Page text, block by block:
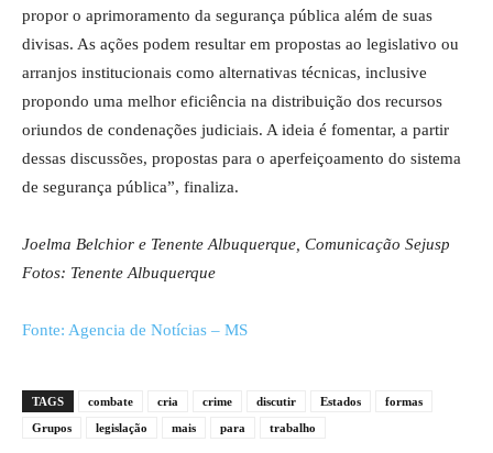
propor o aprimoramento da segurança pública além de suas
divisas. As ações podem resultar em propostas ao legislativo ou
arranjos institucionais como alternativas técnicas, inclusive
propondo uma melhor eficiência na distribuição dos recursos
oriundos de condenações judiciais. A ideia é fomentar, a partir
dessas discussões, propostas para o aperfeiçoamento do sistema
de segurança pública”, finaliza.
Joelma Belchior e Tenente Albuquerque, Comunicação Sejusp
Fotos: Tenente Albuquerque
Fonte: Agencia de Notícias – MS
TAGS combate cria crime discutir Estados
formas
Grupos
legislação mais para trabalho